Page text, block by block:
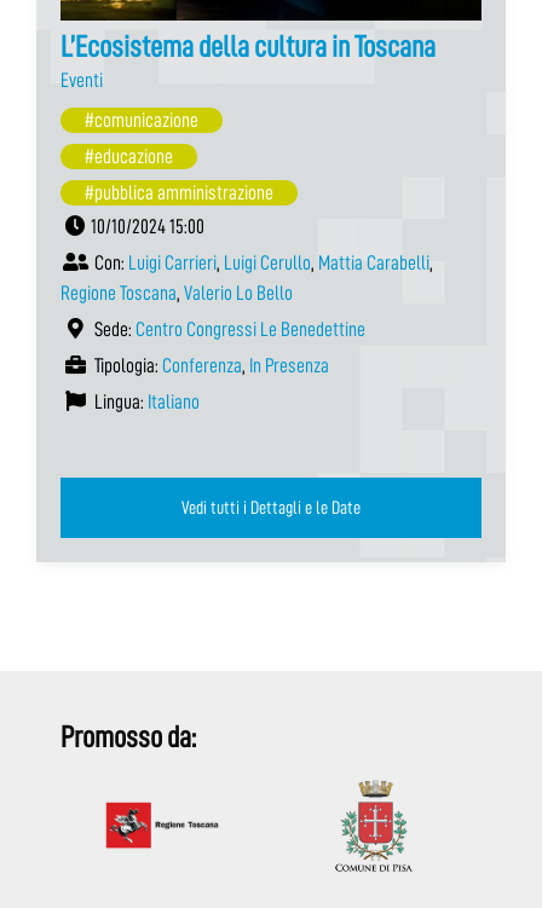
L’Ecosistema della cultura in Toscana
Eventi
#comunicazione
#educazione
#pubblica amministrazione
10/10/2024 15:00
Con: Luigi Carrieri, Luigi Cerullo, Mattia Carabelli,
Regione Toscana, Valerio Lo Bello
Sede: Centro Congressi Le Benedettine
Tipologia: Conferenza, In Presenza
Lingua: Italiano
Vedi tutti i Dettagli e le Date
Promosso da: